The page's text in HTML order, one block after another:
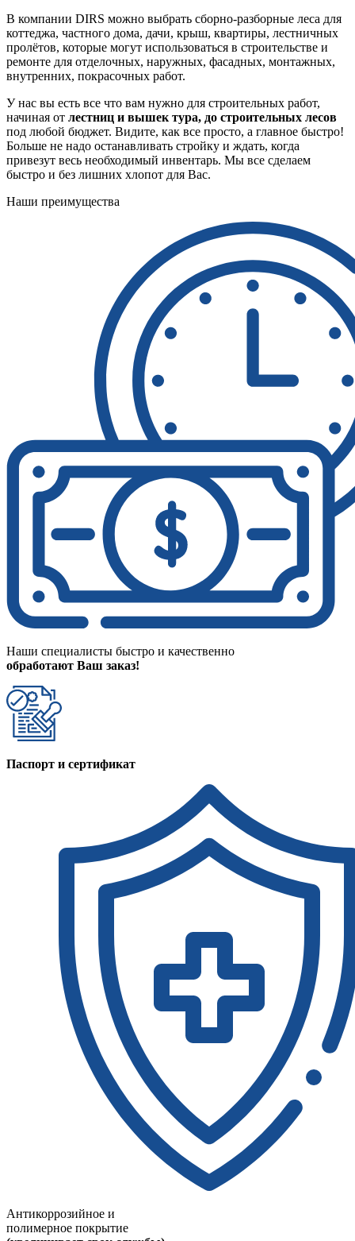
В компании DIRS можно выбрать сборно-разборные леса для
коттеджа, частного дома, дачи, крыш, квартиры, лестничных
пролётов, которые могут использоваться в строительстве и
ремонте для отделочных, наружных, фасадных, монтажных,
внутренних, покрасочных работ.
У нас вы есть все что вам нужно для строительных работ,
начиная от лестниц и вышек тура, до строительных лесов
под любой бюджет. Видите, как все просто, а главное быстро!
Больше не надо останавливать стройку и ждать, когда
привезут весь необходимый инвентарь. Мы все сделаем
быстро и без лишних хлопот для Вас.
Наши преимущества
Наши специалисты быстро и качественно
обработают Ваш заказ!
Паспорт и сертификат
Антикоррозийное и
полимерное покрытие